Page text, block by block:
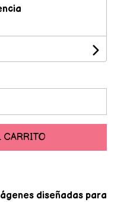
CARRITO
diseñadas para